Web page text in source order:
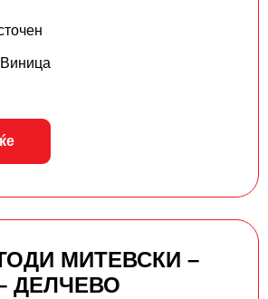
Виница
МИТЕВСКИ –
ДЕЛЧЕВО